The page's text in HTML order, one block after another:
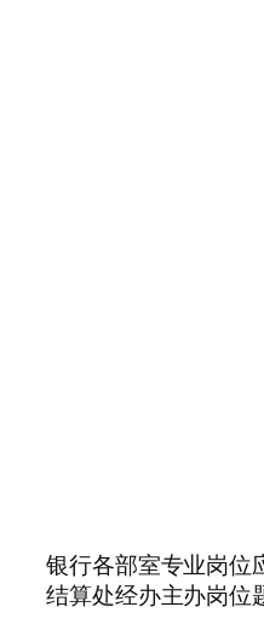
银行各部室专业岗位
结算处经办主办岗位